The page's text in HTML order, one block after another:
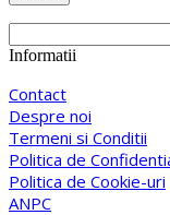
Informatii
Contact
Despre noi
Termeni si Conditii
Politica de
Politica de Cookie-uri
ANPC